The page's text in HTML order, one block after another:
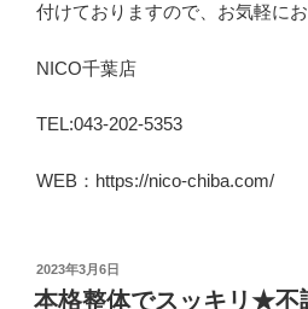
付けておりますので、お気軽に
NICO千葉店
TEL:043-202-5353
WEB：https://nico-chiba.com/
投
稿
2023年3月6日
本格整体でスッキリ★不